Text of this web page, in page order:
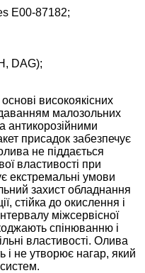
E00-87182;
DAG);
високоякісних
малозольних
антикорозійними
присадок забезпечує
не піддається
властивості при
екстремальні умови
захист обладнання
стійка до окислення і
міжсервісної
спінюванню і
властивості. Олива
і не утворює нагар, який